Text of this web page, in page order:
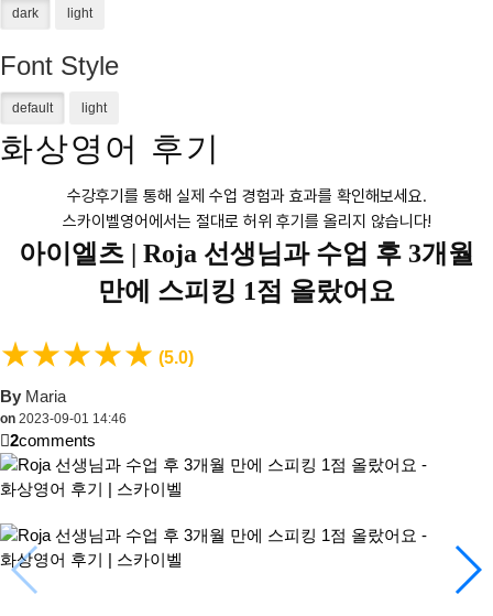
Font Style
화상영어 후기
수강후기를 통해 실제 수업 경험과 효과를 확인해보세요.
스카이벨영어에서는 절대로 허위 후기를 올리지 않습니다!
아이엘츠 | Roja 선생님과 수업 후 3개월
만에 스피킹 1점 올랐어요
★★★★★ (5.0)
By Maria
on 2023-09-01 14:46
2comments